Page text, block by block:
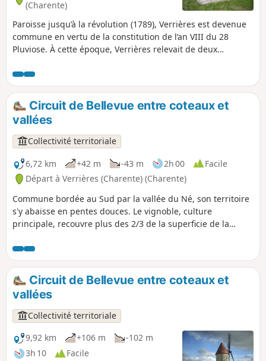
(Charente)
Paroisse jusqu’à la révolution (1789), Verrières est devenue
commune en vertu de la constitution de l’an VIII du 28
Pluviose. À cette époque, Verrières relevait de deux
dépendant du chapitre de la Cathédrale d’Angoulême.
Verrières fait partie du canton de Lignières jusqu’au 16
Brumaire de l’an VI, puis est rattachée à Segonzac. La
commune compte aujourd’hui 375 habitants (857 en 1870).
Circuit de Bellevue entre coteaux et
vallées
Collectivité territoriale
6,72 km
+42 m -43 m 2h 00
Facile
Départ à Verrières (Charente) (Charente)
Commune bordée au Sud par la vallée du Né, son territoire
s'y abaisse en pentes douces. Le vignoble, culture
principale, recouvre plus des 2/3 de la superficie de la
Grande Champagne.
Circuit de Bellevue entre coteaux et
vallées
Collectivité territoriale
9,92 km
+106 m
-102 m
3h 10
Facile